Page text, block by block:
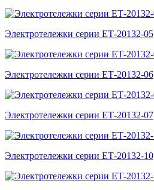
Электротележки серии ЕТ-20132-05
Электротележки серии ЕТ-20132-06
Электротележки серии ЕТ-20132-07
Электротележки серии ЕТ-20132-10